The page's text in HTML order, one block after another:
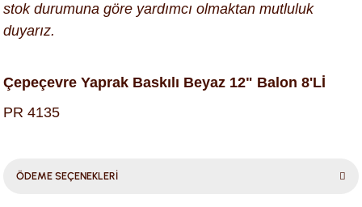
stok durumuna göre yardımcı olmaktan mutluluk
duyarız.
Çepeçevre Yaprak Baskılı Beyaz 12" Balon 8'Lİ
PR 4135
ÖDEME SEÇENEKLERİ